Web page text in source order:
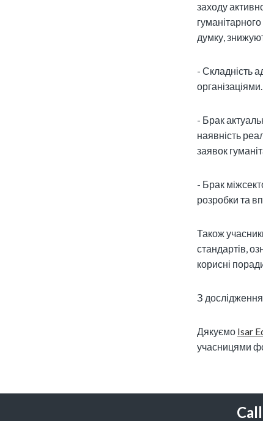
заходу
думку,
- Складність
організаціями.
- Брак
наявність
заявок
- Брак
розробки та
Також
стандартів,
корисні
З
Дякуємо Isar
учасницями
Call